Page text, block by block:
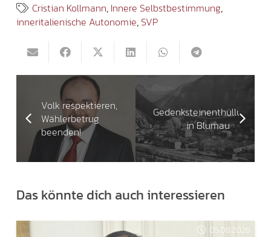
Cristian Kollmann, Innere Selbstbestimmung,
inneritalienische Autonomie, SVP
Volk respektieren,
Wählerbetrug
beenden!
Gedenksteinenthüllung
in Blumau
Das könnte dich auch interessieren
05.08.2026